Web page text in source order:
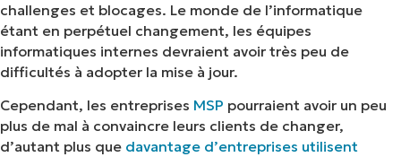
challenges et blocages. Le monde de l’informatique
étant en perpétuel changement, les équipes
informatiques internes devraient avoir très peu de
difficultés à adopter la mise à jour.
Cependant, les entreprises MSP pourraient avoir un peu
plus de mal à convaincre leurs clients de changer,
d’autant plus que davantage d’entreprises utilisent